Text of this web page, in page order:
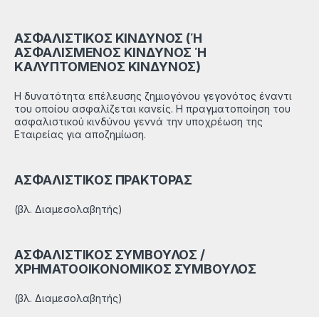
ΑΣΦΑΛΙΣΤΙΚΟΣ ΚΙΝΔΥΝΟΣ (Ή
ΑΣΦΑΛΙΣΜΕΝΟΣ ΚΙΝΔΥΝΟΣ Ή
ΚΑΛΥΠΤΟΜΕΝΟΣ ΚΙΝΔΥΝΟΣ)
Η δυνατότητα επέλευσης ζημιογόνου γεγονότος έναντι
του οποίου ασφαλίζεται κανείς. Η πραγματοποίηση του
ασφαλιστικού κινδύνου γεννά την υποχρέωση της
Εταιρείας για αποζημίωση.
ΑΣΦΑΛΙΣΤΙΚΟΣ ΠΡΑΚΤΟΡΑΣ
(βλ. Διαμεσολαβητής)
ΑΣΦΑΛΙΣΤΙΚΟΣ ΣΥΜΒΟΥΛΟΣ /
ΧΡΗΜΑΤΟΟΙΚΟΝΟΜΙΚΟΣ ΣΥΜΒΟΥΛΟΣ
(βλ. Διαμεσολαβητής)